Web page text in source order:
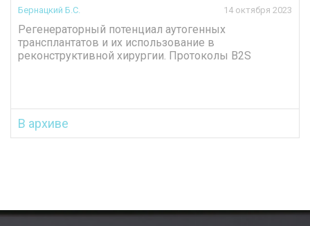
Бернацкий Б.С. 14 октября 2023
Регенераторный потенциал аутогенных
трансплантатов и их использование в
реконструктивной хирургии. Протоколы B2S
В архиве